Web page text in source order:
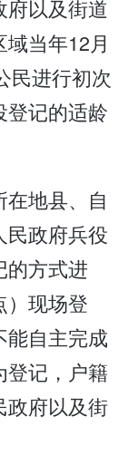
以及街道
当年12月
民进行初次
登记的适龄
地县、自
民政府兵役
的方式进
）现场登
能自主完成
登记，户籍
政府以及街